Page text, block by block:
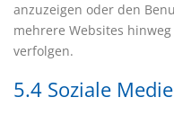
anzuzeigen oder den
mehrere Websites
verfolgen.
5.4 Soziale